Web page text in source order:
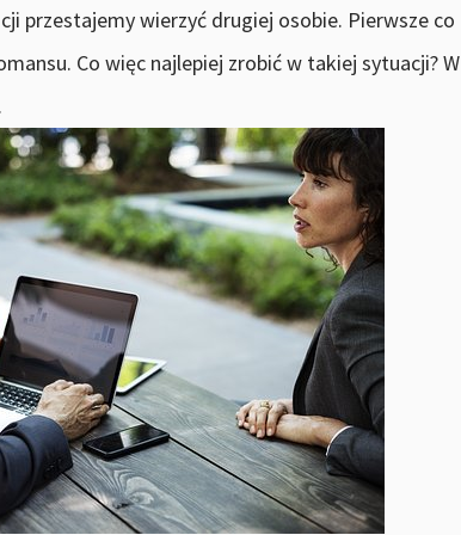
przestajemy wierzyć drugiej osobie. Pierwsze co
Co więc najlepiej zrobić w takiej sytuacji? W